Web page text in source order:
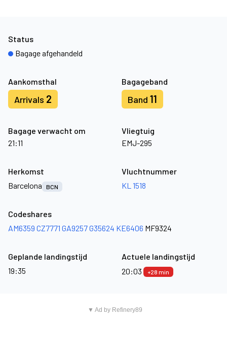
Aankomsthal
Arrivals 2
Bagageband
Band 11
Bagage verwacht om
21:11
Vliegtuig
EMJ-295
Status
Bagage afgehandeld
Herkomst
Barcelona
BCN
Vluchtnummer
KL 1518
Codeshares
AM6359 CZ7771 GA9257G35624 KE6406 MF9324
Geplande landingstijd
19:35
Actuele landingstijd
20:03
+28 min
▼ Ad by Refinery89